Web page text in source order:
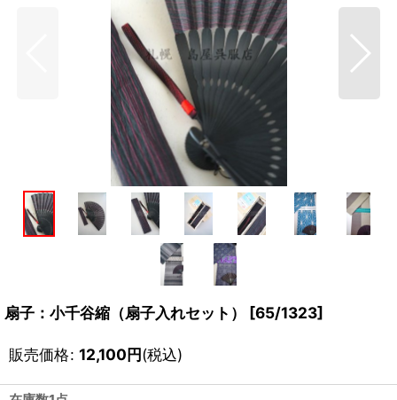
扇子：小千谷縮（扇子入れセット） [65/1323]
販売価格: 12,100円(税込)